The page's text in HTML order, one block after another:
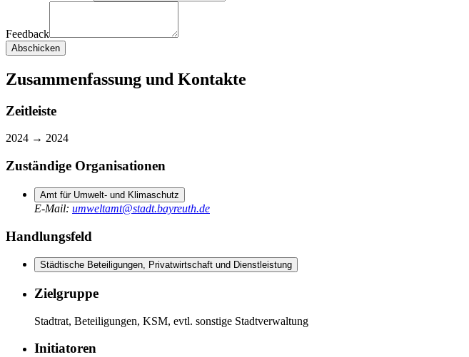
Feedback
Abschicken
Zusammenfassung und Kontakte
Zeitleiste
2024 → 2024
Zuständige Organisationen
Amt für Umwelt- und Klimaschutz
E-Mail: umweltamt@stadt.bayreuth.de
Handlungsfeld
Städtische Beteiligungen, Privatwirtschaft und Dienstleistung
Zielgruppe
Stadtrat, Beteiligungen, KSM, evtl. sonstige Stadtverwaltung
Initiatoren